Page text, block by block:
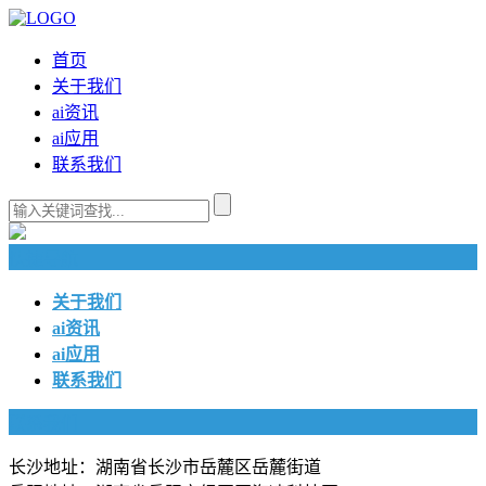
首页
关于我们
ai资讯
ai应用
联系我们
关于我们
ai资讯
ai应用
联系我们
长沙地址：湖南省长沙市岳麓区岳麓街道